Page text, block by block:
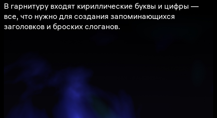
В гарнитуру входят кириллические буквы и цифры —
все, что нужно для создания запоминающихся
заголовков и броских слоганов.